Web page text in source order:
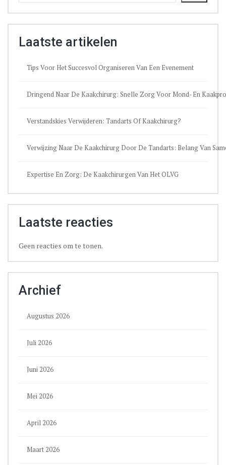
Laatste artikelen
Tips Voor Het Succesvol Organiseren Van Een Evenement
Dringend Naar De Kaakchirurg: Snelle Zorg Voor Mond- En
Verstandskies Verwijderen: Tandarts Of Kaakchirurg?
Verwijzing Naar De Kaakchirurg Door De Tandarts: Belang Van
Expertise En Zorg: De Kaakchirurgen Van Het OLVG
Laatste reacties
Geen reacties om te tonen.
Archief
Augustus 2026
Juli 2026
Juni 2026
Mei 2026
April 2026
Maart 2026